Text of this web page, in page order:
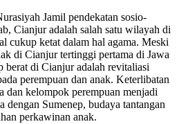
Jamil pendekatan sosio-
Cianjur adalah salah satu wilayah di
cukup ketat dalam hal agama. Meski
di Cianjur tertinggi pertama di Jawa
berat di Cianjur adalah revitaliasi
perempuan dan anak. Keterlibatan
dan kelompok perempuan menjadi
dengan Sumenep, budaya tantangan
perkawinan anak.